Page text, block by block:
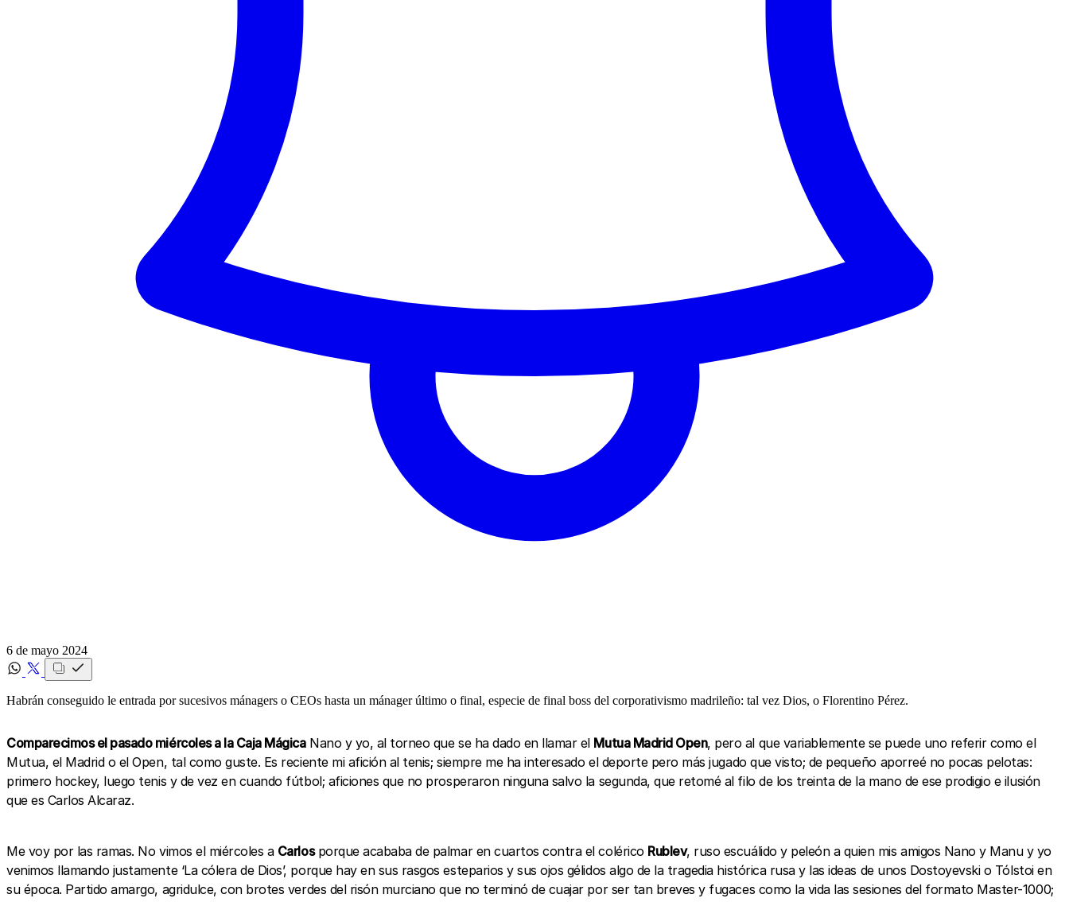
6 de mayo 2024
Habrán conseguido le entrada por sucesivos mánagers o CEOs hasta un mánager último o final, especie de final boss del corporativismo madrileño: tal vez Dios, o Florentino Pérez.
Comparecimos el pasado miércoles a la Caja MágicaNano y yo, al torneo que se ha dado en llamar el Mutua Madrid Open, pero al que variablemente se puede uno referir como el
Mutua, el Madrid o el Open, tal como guste. Es reciente mi afición al tenis; siempre me ha interesado el deporte pero más jugado que visto; de pequeño aporreé no pocas pelotas:
primero hockey, luego tenis y de vez en cuando fútbol; aficiones que no prosperaron ninguna salvo la segunda, que retomé al filo de los treinta de la mano de ese prodigio e ilusión
que es Carlos Alcaraz.
Me voy por las ramas. No vimos el miércoles a Carlosporque acababa de palmar en cuartos contra el colérico Rublev, ruso escuálido y peleón a quien mis amigos Nano y Manu y yo
venimos llamando justamente ‘La cólera de Dios’, porque hay en sus rasgos esteparios y sus ojos gélidos algo de la tragedia histórica rusa y las ideas de unos Dostoyevski o Tólstoi en
su época. Partido amargo, agridulce, con brotes verdes del risón murciano que no terminó de cuajar por ser tan breves y fugaces como la vida las sesiones del formato Master-1000;